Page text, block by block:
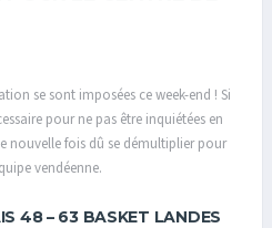
se sont imposées ce week-end ! Si
pour ne pas être inquiétées en
nouvelle fois dû se démultiplier pour
vendéenne.
48 – 63 BASKET LANDES